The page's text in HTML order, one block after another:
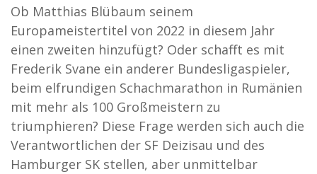
Ob Matthias Blübaum seinem
Europameistertitel von 2022 in diesem Jahr
einen zweiten hinzufügt? Oder schafft es mit
Frederik Svane ein anderer Bundesligaspieler,
beim elfrundigen Schachmarathon in Rumänien
mit mehr als 100 Großmeistern zu
triumphieren? Diese Frage werden sich auch die
Verantwortlichen der SF Deizisau und des
Hamburger SK stellen, aber unmittelbar